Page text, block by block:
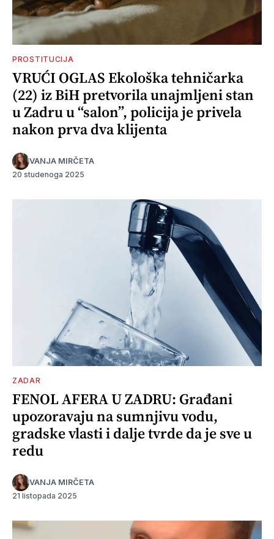
PROSTITUCIJA
VRUĆI OGLAS Ekološka tehničarka
(22) iz BiH pretvorila unajmljeni stan
u Zadru u “salon”, policija je privela
nakon prva dva klijenta
VANJA MIRČETA
20 studenoga 2025
ZADAR
FENOL AFERA U ZADRU: Građani
upozoravaju na sumnjivu vodu,
gradske vlasti i dalje tvrde da je sve u
redu
VANJA MIRČETA
21 listopada 2025